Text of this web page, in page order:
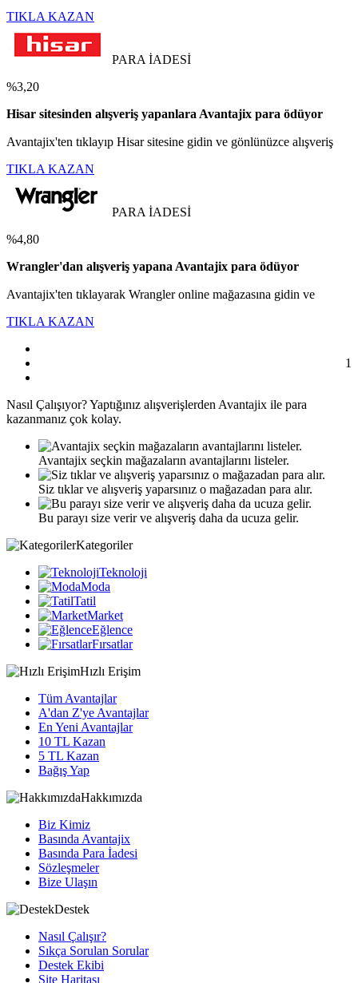
TIKLA KAZAN
PARA İADESİ
%3,20
Hisar sitesinden alışveriş yapanlara Avantajix para ödüyor
Avantajix'ten tıklayıp Hisar sitesine gidin ve gönlünüzce alışveriş
TIKLA KAZAN
PARA İADESİ
%4,80
Wrangler'dan alışveriş yapana Avantajix para ödüyor
Avantajix'ten tıklayarak Wrangler online mağazasına gidin ve
TIKLA KAZAN
1
Nasıl Çalışıyor?Yaptığınız alışverişlerden Avantajix ile para
kazanmanız çok kolay.
Avantajix seçkin mağazaların avantajlarını listeler.
Siz tıklar ve alışveriş yaparsınız o mağazadan para alır.
Bu parayı size verir ve alışveriş daha da ucuza gelir.
Kategoriler
Teknoloji
Moda
Tatil
Market
Eğlence
Fırsatlar
Hızlı Erişim
Tüm Avantajlar
A'dan Z'ye Avantajlar
En Yeni Avantajlar
10 TL Kazan
5 TL Kazan
Bağış Yap
Hakkımızda
Biz Kimiz
Basında Avantajix
Basında Para İadesi
Sözleşmeler
Bize Ulaşın
Destek
Nasıl Çalışır?
Sıkça Sorulan Sorular
Destek Ekibi
Site Haritası